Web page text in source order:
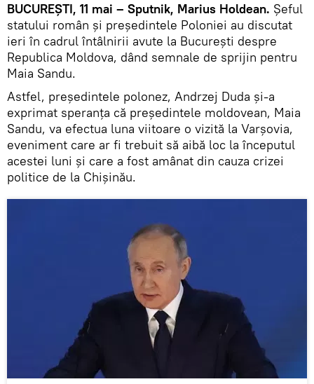
BUCUREȘTI, 11 mai – Sputnik, Marius Holdean. Șeful
statului român și președintele Poloniei au discutat
ieri în cadrul întâlnirii avute la București despre
Republica Moldova, dând semnale de sprijin pentru
Maia Sandu.
Astfel, președintele polonez, Andrzej Duda și-a
exprimat speranța că președintele moldovean, Maia
Sandu, va efectua luna viitoare o vizită la Varșovia,
eveniment care ar fi trebuit să aibă loc la începutul
acestei luni și care a fost amânat din cauza crizei
politice de la Chișinău.